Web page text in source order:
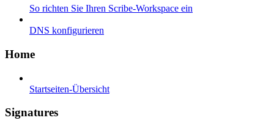
So richten Sie Ihren Scribe-Workspace ein
DNS konfigurieren
Home
Startseiten-Übersicht
Signatures